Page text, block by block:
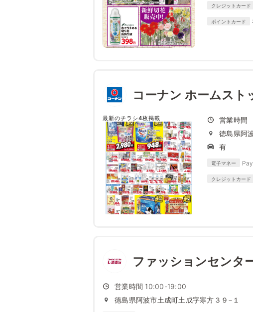
クレジットカード
ポイントカード
コーナン ホームスト
最新のチラシ4枚掲載
営業時間
徳島県阿
有
電子マネー
クレジットカード
ファッションセンタ
営業時間 10:00-19:00
徳島県阿波市土成町土成字寒方３９−１